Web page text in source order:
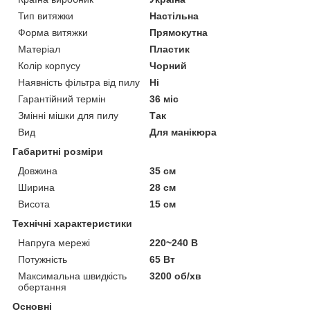
Тип витяжки
Настільна
Форма витяжки
Прямокутна
Матеріал
Пластик
Колір корпусу
Чорний
Наявність фільтра від пилу
Ні
Гарантійний термін
36 міс
Змінні мішки для пилу
Так
Вид
Для манікюра
Габаритні розміри
Довжина
35 см
Ширина
28 см
Висота
15 см
Технічні характеристики
Напруга мережі
220~240 В
Потужність
65 Вт
Максимальна швидкість
обертання
3200 об/хв
Основні